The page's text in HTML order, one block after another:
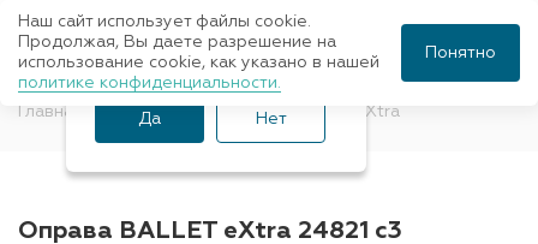
Главная Оправы для очков BALLET eXtra
Оправа BALLET eXtra 24821 c3
Ваш город Санкт-
Петербург?
Да Нет
Наш сайт использует файлы cookie.
Продолжая, Вы даете разрешение на
использование cookie, как указано в нашей
политике конфиденциальности.
Понятно